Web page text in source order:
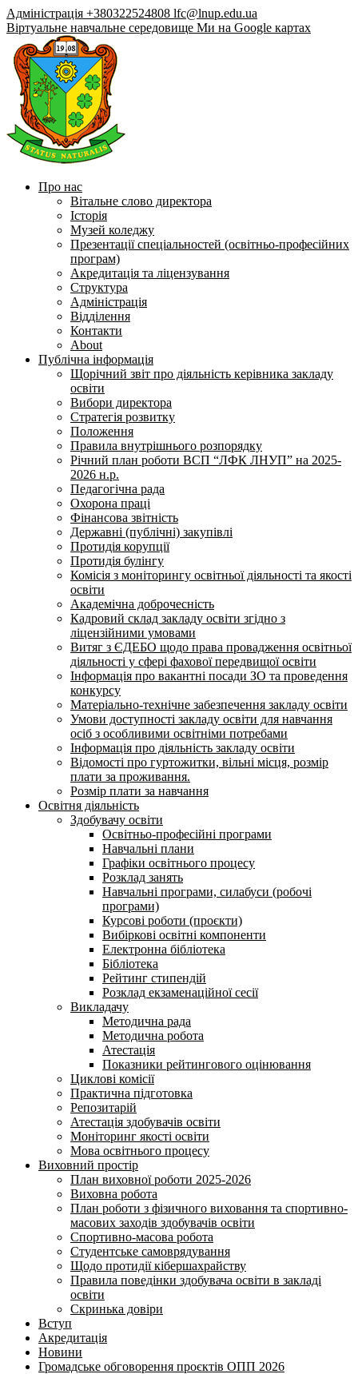
Адміністрація +380322524808 lfc@lnup.edu.ua
Віртуальне навчальне середовище Ми на Google картах
Про нас
Вітальне слово директора
Історія
Музей коледжу
Презентації спеціальностей (освітньо-професійних
програм)
Акредитація та ліцензування
Структура
Адміністрація
Відділення
Контакти
About
Публічна інформація
Щорічний звіт про діяльність керівника закладу
освіти
Вибори директора
Стратегія розвитку
Положення
Правила внутрішнього розпорядку
Річний план роботи ВСП “ЛФК ЛНУП” на 2025-
2026 н.р.
Педагогічна рада
Охорона праці
Фінансова звітність
Державні (публічні) закупівлі
Протидія корупції
Протидія булінгу
Комісія з моніторингу освітньої діяльності та якості
освіти
Академічна доброчесність
Кадровий склад закладу освіти згідно з
ліцензійними умовами
Витяг з ЄДЕБО щодо права провадження освітньої
діяльності у сфері фахової передвищої освіти
Інформація про вакантні посади ЗО та проведення
конкурсу
Матеріально-технічне забезпечення закладу освіти
Умови доступності закладу освіти для навчання
осіб з особливими освітніми потребами
Інформація про діяльність закладу освіти
Відомості про гуртожитки, вільні місця, розмір
плати за проживання.
Розмір плати за навчання
Освітня діяльність
Здобувачу освіти
Освітньо-професійні програми
Навчальні плани
Графіки освітнього процесу
Розклад занять
Навчальні програми, силабуси (робочі
програми)
Курсові роботи (проєкти)
Вибіркові освітні компоненти
Електронна бібліотека
Бібліотека
Рейтинг стипендій
Розклад екзаменаційної сесії
Викладачу
Методична рада
Методична робота
Атестація
Показники рейтингового оцінювання
Циклові комісії
Практична підготовка
Репозитарій
Атестація здобувачів освіти
Моніторинг якості освіти
Мова освітнього процесу
Виховний простір
План виховної роботи 2025-2026
Виховна робота
План роботи з фізичного виховання та спортивно-
масових заходів здобувачів освіти
Спортивно-масова робота
Студентське самоврядування
Щодо протидії кібершахрайству
Правила поведінки здобувача освіти в закладі
освіти
Скринька довіри
Вступ
Акредитація
Новини
Громадське обговорення проєктів ОПП 2026